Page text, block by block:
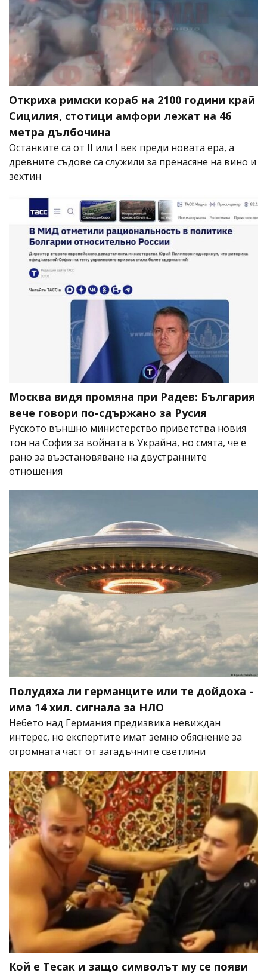
Откриха римски кораб на 2100 години край
Сицилия, стотици амфори лежат на 46
метра дълбочина
Останките са от II или I век преди новата ера, а
древните съдове са служили за пренасяне на вино и
зехтин
Москва видя промяна при Радев: България
вече говори по-сдържано за Русия
Руското външно министерство приветства новия
тон на София за войната в Украйна, но смята, че е
рано за възстановяване на двустранните
отношения
Полудяха ли германците или те дойдоха -
има 14 хил. сигнала за НЛО
Небето над Германия предизвика невиждан
интерес, но експертите имат земно обяснение за
огромната част от загадъчните светлини
Кой е Тесак и защо символът му се появи